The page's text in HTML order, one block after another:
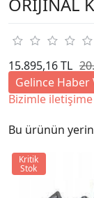
ORIJINAL
15.895,16 TL
Gelince Haber
Bizimle
Bu ürünün
Kritik
Stok